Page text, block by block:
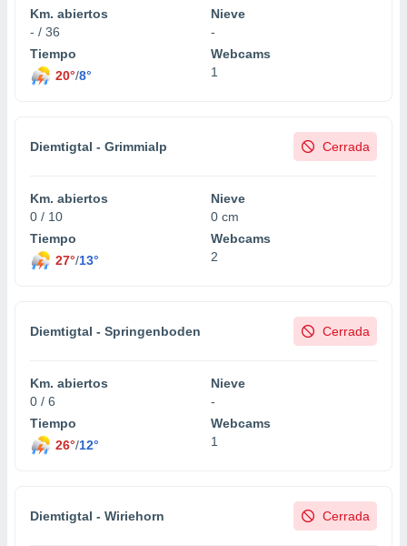
Km. abiertos
- / 36
Nieve
-
Tiempo
20°/8°
Webcams
1
Diemtigtal - Grimmialp Cerrada
Km. abiertos
0 / 10
Nieve
0 cm
Tiempo
27°/13°
Webcams
2
Diemtigtal - Springenboden Cerrada
Km. abiertos
0 / 6
Nieve
-
Tiempo
26°/12°
Webcams
1
Diemtigtal - Wiriehorn Cerrada